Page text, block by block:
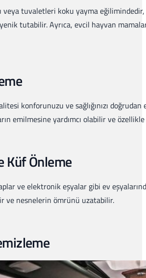
veya tuvaletleri koku yayma
tutabilir. Ayrıca, evcil hayvan
konforunuzu ve sağlığınızı
emilmesine yardımcı olabilir ve
Küf Önleme
ve elektronik eşyalar gibi ev
ve nesnelerin ömrünü uzatabilir.